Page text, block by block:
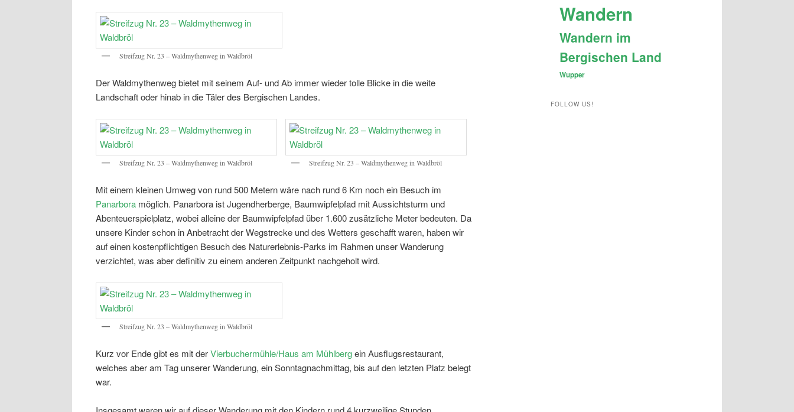
Streifzug Nr. 23 – Waldmythenweg in Waldbröl
Der Waldmythenweg bietet mit seinem Auf- und Ab immer wieder tolle Blicke in die weite
Landschaft oder hinab in die Täler des Bergischen Landes.
Streifzug Nr. 23 – Waldmythenweg in Waldbröl Streifzug Nr. 23 – Waldmythenweg in Waldbröl
Mit einem kleinen Umweg von rund 500 Metern wäre nach rund 6 Km noch ein Besuch im
Panarbora möglich. Panarbora ist Jugendherberge, Baumwipfelpfad mit Aussichtsturm und
Abenteuerspielplatz, wobei alleine der Baumwipfelpfad über 1.600 zusätzliche Meter bedeuten. Da
unsere Kinder schon in Anbetracht der Wegstrecke und des Wetters geschafft waren, haben wir
auf einen kostenpflichtigen Besuch des Naturerlebnis-Parks im Rahmen unser Wanderung
verzichtet, was aber definitiv zu einem anderen Zeitpunkt nachgeholt wird.
Streifzug Nr. 23 – Waldmythenweg in Waldbröl
Kurz vor Ende gibt es mit derVierbuchermühle/Haus am Mühlbergein Ausflugsrestaurant,
welches aber am Tag unserer Wanderung, ein Sonntagnachmittag, bis auf den letzten Platz belegt
war.
Wandern
Wandern im
Bergischen Land
Wupper
FOLLOW US!